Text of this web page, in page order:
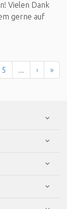
Vielen Dank
gerne auf
5 ... › »